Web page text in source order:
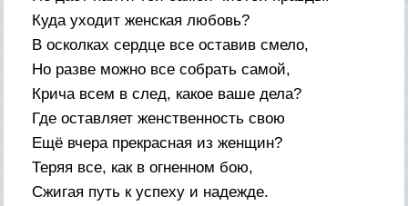
Куда уходит женская любовь?
В осколках сердце все оставив смело,
Но разве можно все собрать самой,
Крича всем в след, какое ваше дела?
Где оставляет женственность свою
Ещё вчера прекрасная из женщин?
Теряя все, как в огненном бою,
Сжигая путь к успеху и надежде.